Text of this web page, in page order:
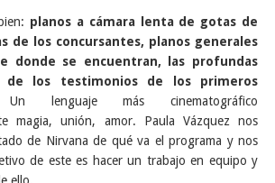
planos a cámara lenta de gotas de
de los concursantes, planos generales
donde se encuentran, las profundas
los testimonios de los primeros
Un lenguaje más cinematográfico
magia, unión, amor. Paula Vázquez nos
de Nirvana de qué va el programa y nos
de este es hacer un trabajo en equipo y